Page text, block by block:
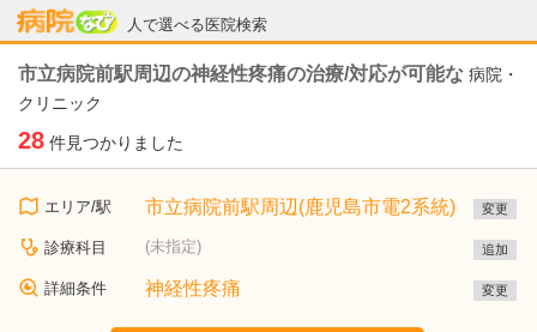
人で選べる医院検索
病院なび
市立病院前駅周辺の神経性疼痛の治療/対応が可能な 病院・
クリニック
28 件見つかりました
エリア/駅 市立病院前駅周辺(鹿児島市電2系統) 変更
診療科目 (未指定) 追加
詳細条件 神経性疼痛 変更